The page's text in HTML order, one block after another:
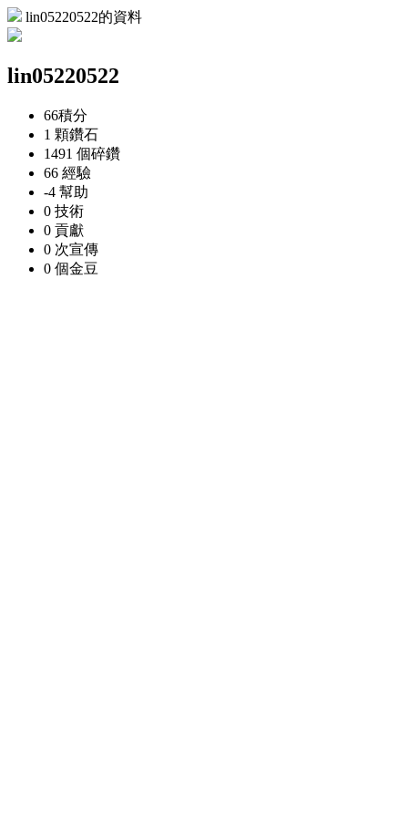
lin05220522的資料
lin05220522
66積分
1 顆鑽石
1491 個碎鑽
66 經驗
-4 幫助
0 技術
0 貢獻
0 次宣傳
0 個金豆